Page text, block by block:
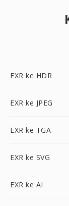
EXR ke HDR
EXR ke JPEG
EXR ke TGA
EXR ke SVG
EXR ke AI